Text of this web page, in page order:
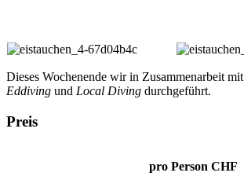
Dieses Wochenende wir in Zusammenarbeit mit
Eddiving und Local Diving durchgeführt.
Preis
pro Person CHF